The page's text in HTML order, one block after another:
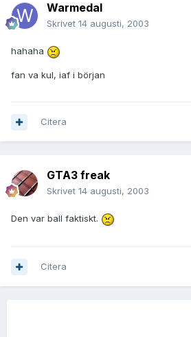
Warmedal
Skrivet 14 augusti, 2003
hahaha
fan va kul, iaf i början
Citera
GTA3 freak
Skrivet 14 augusti, 2003
Den var ball faktiskt.
Citera